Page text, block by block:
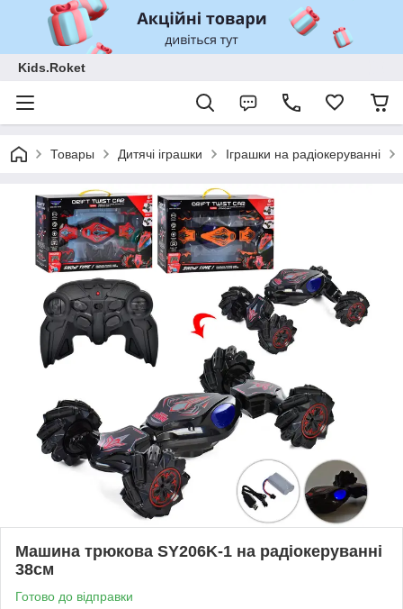
Kids.Roket
Товары Дитячі іграшки Іграшки на радіокеруванні
Машина трюкова SY206K-1 на радіокеруванні
38см
Готово до відправки